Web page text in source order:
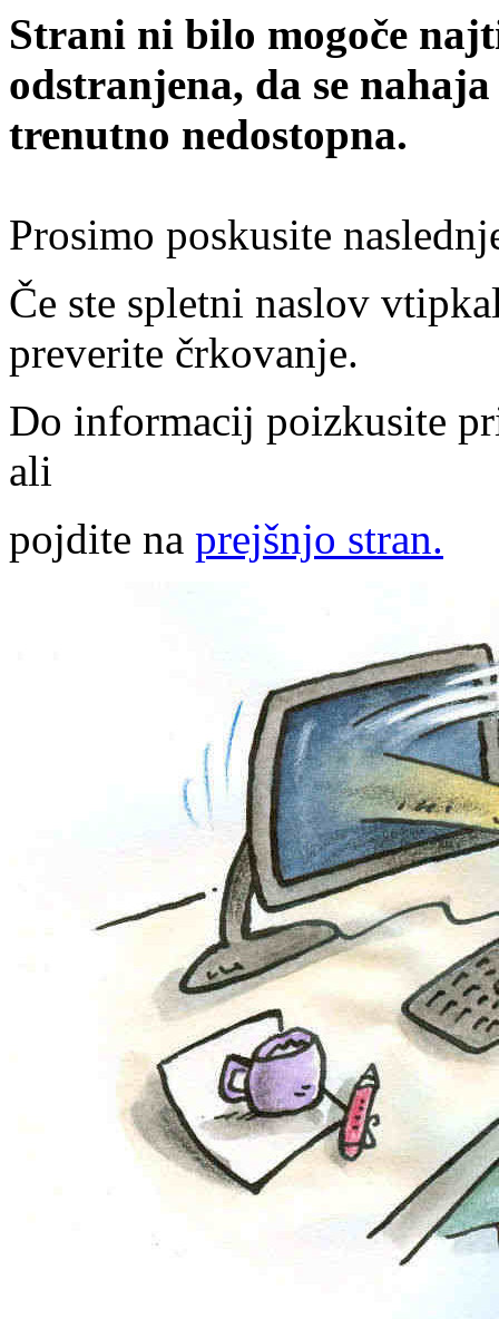
Strani ni bilo mogoče
odstranjena, da se
trenutno nedostopna.
Prosimo poskusite
Če ste spletni naslov
preverite črkovanje.
Do informacij poizkusite
ali
pojdite na prejšnjo stran.